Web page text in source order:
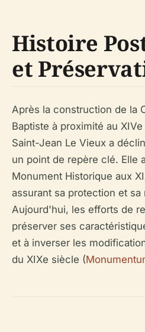
Histoire
et
Après la construction de la
Baptiste à proximité au
Saint-Jean Le Vieux a
un point de repère clé. Elle
Monument Historique aux
assurant sa protection et sa
Aujourd'hui, les efforts de
préserver ses
et à inverser les
du XIXe siècle (